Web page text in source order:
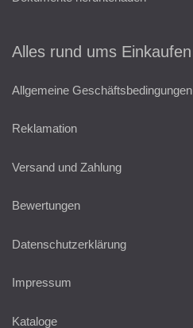
Alles rund ums Einkaufen
Allgemeine Geschäftsbedingungen
Reklamation
Versand und Zahlung
Bewertungen
Datenschutzerklärung
Impressum
Kataloge